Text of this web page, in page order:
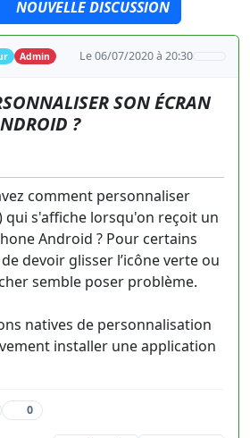
NOUVELLE DISCUSSION
Admin Le 06/07/2020 à 20:30
SON ÉCRAN
?
comment personnaliser
qui s'affiche lorsqu'on reçoit un
Android ? Pour certains
devoir glisser l’icône verte ou
semble poser problème.
natives de personnalisation
installer une application
0